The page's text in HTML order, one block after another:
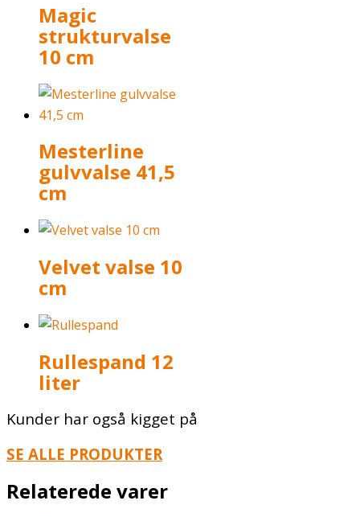
Magic
strukturvalse
10 cm
Mesterline
gulvvalse 41,5
cm
Velvet valse 10
cm
Rullespand 12
liter
Kunder har også kigget på
SE ALLE PRODUKTER
Relaterede varer